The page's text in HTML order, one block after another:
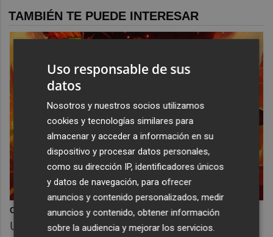
TAMBIÉN TE PUEDE INTERESAR
Corepunk MMORPG
Un verdadero MMORPG de la vieja escuela
Uso responsable de sus
datos
Nosotros y nuestros socios utilizamos
cookies y tecnologías similares para
almacenar y acceder a información en su
dispositivo y procesar datos personales,
como su dirección IP, identificadores únicos
y datos de navegación, para ofrecer
anuncios y contenido personalizados, medir
anuncios y contenido, obtener información
sobre la audiencia y mejorar los servicios.